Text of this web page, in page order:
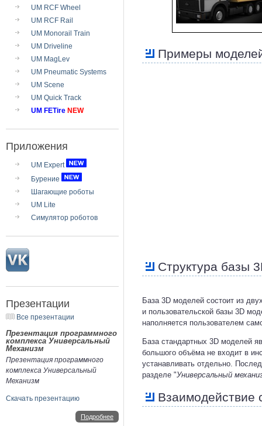
UM RCF Wheel
UM RCF Rail
UM Monorail Train
UM Driveline
UM MagLev
UM Pneumatic Systems
UM Scene
UM Quick Track
UM FETire NEW
Приложения
UM Expert
Бурение
Шагающие роботы
UM Lite
Симулятор роботов
Презентации
Все презентации
Презентация программного
комплекса Универсальный
Механизм
Презентация программного
комплекса Универсальный
Механизм
Скачать презентацию
Подробнее
Примеры
Структура базы
База 3D моделей состоит из
и пользовательской базы 3D
наполняется пользователем
База стандартных 3D моделей
большого объёма не входит в
устанавливать отдельно.
разделе "Универсальный